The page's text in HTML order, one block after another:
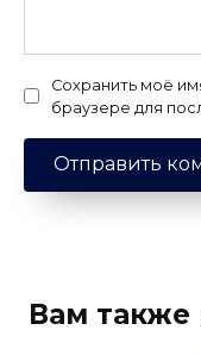
Сохранить моё
браузере для
Вам также